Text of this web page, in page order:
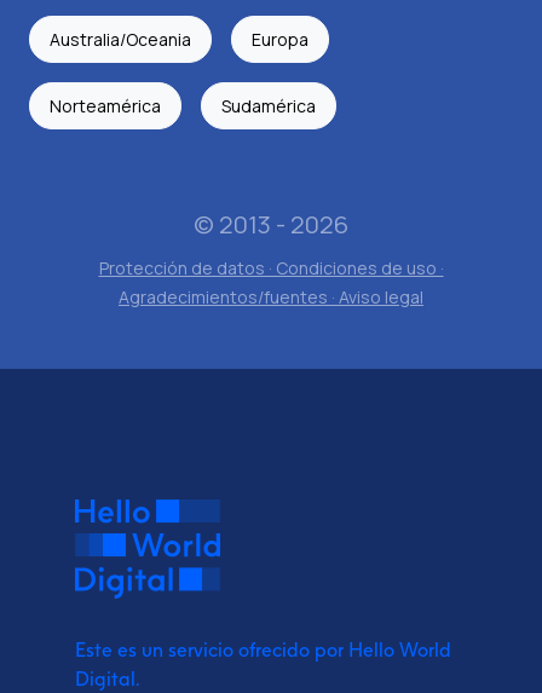
Australia/Oceania Europa
Norteamérica Sudamérica
© 2013 - 2026
Protección de datos · Condiciones de uso ·
Agradecimientos/fuentes · Aviso legal
Este es un servicio ofrecido por Hello World
Digital.